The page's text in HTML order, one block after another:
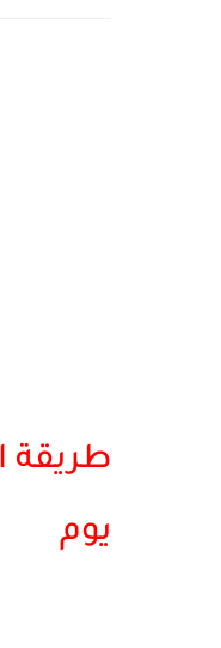
طريقة
يوم